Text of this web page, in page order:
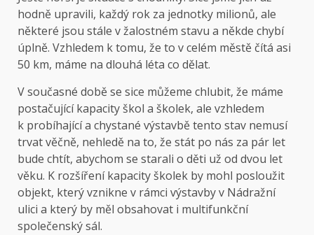
hodně upravili, každý rok za jednotky milionů, ale
některé jsou stále v žalostném stavu a někde chybí
úplně. Vzhledem k tomu, že to v celém městě čítá asi
50 km, máme na dlouhá léta co dělat.
V současné době se sice můžeme chlubit, že máme
postačující kapacity škol a školek, ale vzhledem
k probíhající a chystané výstavbě tento stav nemusí
trvat věčně, nehledě na to, že stát po nás za pár let
bude chtít, abychom se starali o děti už od dvou let
věku. K rozšíření kapacity školek by mohl posloužit
objekt, který vznikne v rámci výstavby v Nádražní
ulici a který by měl obsahovat i multifunkční
společenský sál.